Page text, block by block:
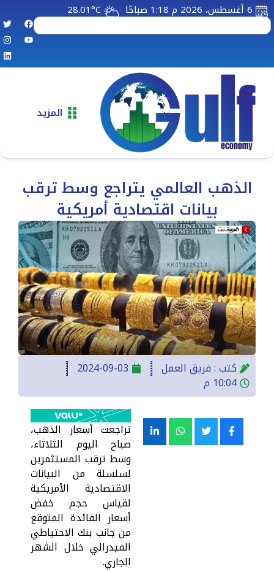
6 أغسطس، 2026 م 1:18 صباحًا 28.01°C
المزيد
الذهب العالمي يتراجع وسط ترقب
بيانات اقتصادية أمريكية
كتب :فريق العمل 2024-09-03
10:04 م
تراجعت أسعار الذهب،
صباح اليوم الثلاثاء،
وسط ترقب المستثمرين
لسلسلة من البيانات
الاقتصادية الأمريكية
لقياس حجم خفض
أسعار الفائدة المتوقع
من جانب بنك الاحتياطي
الفيدرالي خلال الشهر
الجاري.